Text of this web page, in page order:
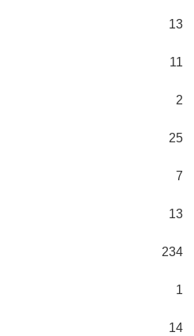
13
11
2
25
7
13
234
1
14